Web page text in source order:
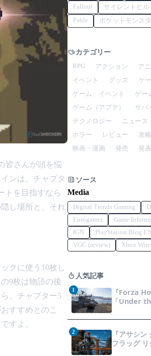
皆さんが頭を悩
ンは、チャプタ
トを目指すなら
し場所と、それ
クに使う10枚し
9枚は物語の後
、チャプター5
すすめとのこ
すよ。
Fallout
サイレントヒル
Fable
ポケットモンス
カテゴリー
RPG アクション ア
イベント
グッズ ゲ
ゲーム、イベント
ゲー
ゲーム（アプデ）
サバ
テクノロジー
ニュース
ホラー
レビュー 攻略
映画・漫画
発売 発表
ソース
Media
Digital Trends Gaming
Eurogamer
Game
IGN
PlayStation.Blog
VGC (review)
Xbox
人気記事
1
『Forza
「Under
ジクリアの
場にあり！
2
『アサシ
フラッグ